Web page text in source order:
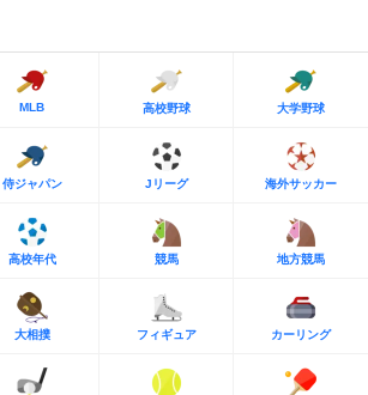
MLB 高校野球 大学野球
侍ジャパン Jリーグ 海外サッカー
高校年代 競馬 地方競馬
大相撲 フィギュア カーリング